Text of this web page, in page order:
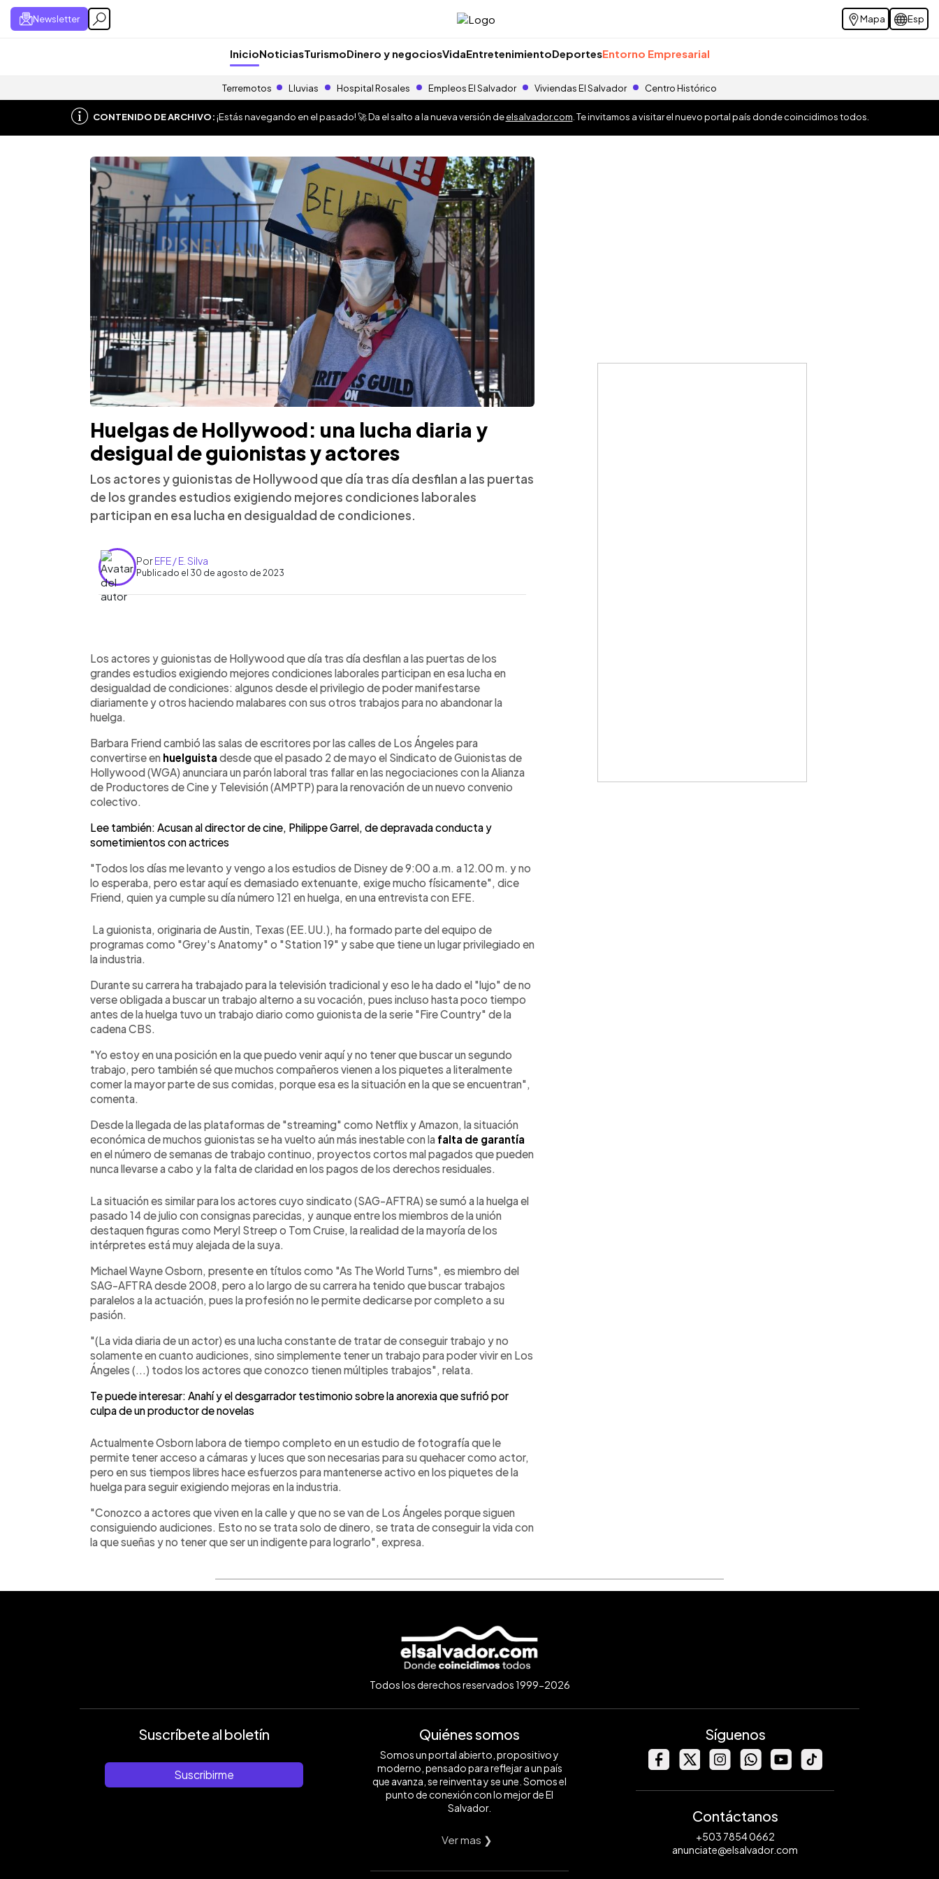
Newsletter Mapa Esp
InicioNoticiasTurismoDinero y negociosVidaEntretenimientoDeportesEntorno Empresarial
Terremotos Lluvias Hospital Rosales Empleos El Salvador Viviendas El Salvador Centro Histórico
CONTENIDO DE ARCHIVO:¡Estás navegando en el pasado! 🚀 Da el salto a la nueva versión deelsalvador.com . Te invitamos a visitar el nuevo portal país donde coincidimos todos.
Huelgas de Hollywood: una lucha diaria y
desigual de guionistas y actores
Los actores y guionistas de Hollywood que día tras día desfilan a las puertas
de los grandes estudios exigiendo mejores condiciones laborales
participan en esa lucha en desigualdad de condiciones.
PorEFE / E. Silva
Publicado el 30 de agosto de 2023
Escuchar artículo
Los actores y guionistas de Hollywood que día tras día desfilan a las puertas de los
grandes estudios exigiendo mejores condiciones laborales participan en esa lucha en
desigualdad de condiciones: algunos desde el privilegio de poder manifestarse
diariamente y otros haciendo malabares con sus otros trabajos para no abandonar la
huelga.
Barbara Friend cambió las salas de escritores por las calles de Los Ángeles para
convertirse en huelguista desde que el pasado 2 de mayo el Sindicato de Guionistas de
Hollywood (WGA) anunciara un parón laboral tras fallar en las negociaciones con la Alianza
de Productores de Cine y Televisión (AMPTP) para la renovación de un nuevo convenio
colectivo.
Lee también: Acusan al director de cine, Philippe Garrel, de depravada conducta y
sometimientos con actrices
"Todos los días me levanto y vengo a los estudios de Disney de 9:00 a.m. a 12.00 m. y no
lo esperaba, pero estar aquí es demasiado extenuante, exige mucho físicamente", dice
Friend, quien ya cumple su día número 121 en huelga, en una entrevista con EFE.
La guionista, originaria de Austin, Texas (EE.UU.), ha formado parte del equipo de
programas como "Grey's Anatomy" o "Station 19" y sabe que tiene un lugar privilegiado en
la industria.
Durante su carrera ha trabajado para la televisión tradicional y eso le ha dado el "lujo" de no
verse obligada a buscar un trabajo alterno a su vocación, pues incluso hasta poco tiempo
antes de la huelga tuvo un trabajo diario como guionista de la serie "Fire Country" de la
cadena CBS.
"Yo estoy en una posición en la que puedo venir aquí y no tener que buscar un segundo
trabajo, pero también sé que muchos compañeros vienen a los piquetes a literalmente
comer la mayor parte de sus comidas, porque esa es la situación en la que se encuentran",
comenta.
Desde la llegada de las plataformas de "streaming" como Netflix y Amazon, la situación
económica de muchos guionistas se ha vuelto aún más inestable con la falta de garantía
en el número de semanas de trabajo continuo, proyectos cortos mal pagados que pueden
nunca llevarse a cabo y la falta de claridad en los pagos de los derechos residuales.
La situación es similar para los actores cuyo sindicato (SAG-AFTRA) se sumó a la huelga el
pasado 14 de julio con consignas parecidas, y aunque entre los miembros de la unión
destaquen figuras como Meryl Streep o Tom Cruise, la realidad de la mayoría de los
intérpretes está muy alejada de la suya.
Michael Wayne Osborn, presente en títulos como "As The World Turns", es miembro del
SAG-AFTRA desde 2008, pero a lo largo de su carrera ha tenido que buscar trabajos
paralelos a la actuación, pues la profesión no le permite dedicarse por completo a su
pasión.
"(La vida diaria de un actor) es una lucha constante de tratar de conseguir trabajo y no
solamente en cuanto audiciones, sino simplemente tener un trabajo para poder vivir en Los
Ángeles (...) todos los actores que conozco tienen múltiples trabajos", relata.
Te puede interesar: Anahí y el desgarrador testimonio sobre la anorexia que sufrió por
culpa de un productor de novelas
Actualmente Osborn labora de tiempo completo en un estudio de fotografía que le
permite tener acceso a cámaras y luces que son necesarias para su quehacer como actor,
pero en sus tiempos libres hace esfuerzos para mantenerse activo en los piquetes de la
huelga para seguir exigiendo mejoras en la industria.
"Conozco a actores que viven en la calle y que no se van de Los Ángeles porque siguen
consiguiendo audiciones. Esto no se trata solo de dinero, se trata de conseguir la vida con
la que sueñas y no tener que ser un indigente para lograrlo", expresa.
Todos los derechos reservados 1999-2026
Suscríbete al boletín
Suscribirme
Quiénes somos
Somos un portal abierto, propositivo y
moderno, pensado para reflejar a un país
que avanza, se reinventa y se une. Somos el
punto de conexión con lo mejor de El
Salvador.
Ver mas ❯
Síguenos
Contáctanos
+503 7854 0662
anunciate@elsalvador.com